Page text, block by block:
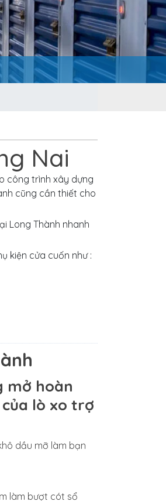
Nai
công trình xây dựng
cũng cần thiết cho
Long Thành nhanh
kiện cửa cuốn như :
mở hoàn
lò xo trợ
dầu mỡ làm bạn
làm bượt cót sổ